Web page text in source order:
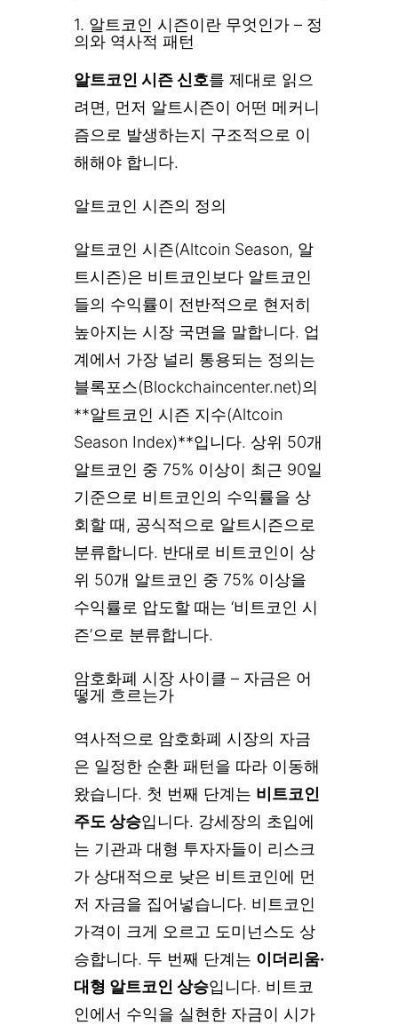
1. 알트코인 시즌이란 무엇인가 – 정
의와 역사적 패턴
알트코인 시즌 신호를 제대로 읽으
려면, 먼저 알트시즌이 어떤 메커니
즘으로 발생하는지 구조적으로 이
해해야 합니다.
알트코인 시즌의 정의
알트코인 시즌(Altcoin Season, 알
트시즌)은 비트코인보다 알트코인
들의 수익률이 전반적으로 현저히
높아지는 시장 국면을 말합니다. 업
계에서 가장 널리 통용되는 정의는
블록포스(Blockchaincenter.net)의
**알트코인 시즌 지수(Altcoin
Season Index)**입니다. 상위 50개
알트코인 중 75% 이상이 최근 90일
기준으로 비트코인의 수익률을 상
회할 때, 공식적으로 알트시즌으로
분류합니다. 반대로 비트코인이 상
위 50개 알트코인 중 75% 이상을
수익률로 압도할 때는 ‘비트코인 시
즌’으로 분류합니다.
암호화폐 시장 사이클 – 자금은 어
떻게 흐르는가
역사적으로 암호화폐 시장의 자금
은 일정한 순환 패턴을 따라 이동해
왔습니다. 첫 번째 단계는 비트코인
주도 상승입니다. 강세장의 초입에
는 기관과 대형 투자자들이 리스크
가 상대적으로 낮은 비트코인에 먼
저 자금을 집어넣습니다. 비트코인
가격이 크게 오르고 도미넌스도 상
승합니다. 두 번째 단계는 이더리움·
대형 알트코인 상승입니다. 비트코
인에서 수익을 실현한 자금이 시가